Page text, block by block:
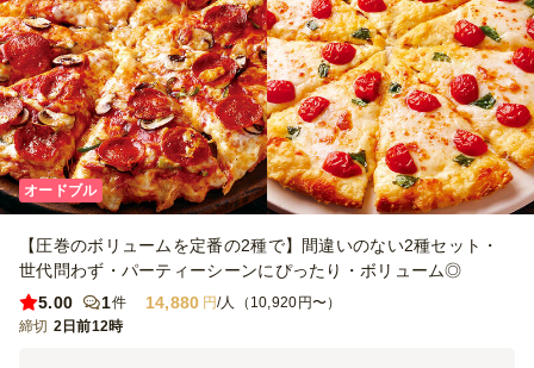
オードブル
【圧巻のボリュームを定番の2種で】間違いのない2種セット・
世代問わず・パーティーシーンにぴったり・ボリューム◎
5.00
1件 14,880 円/人（10,920円〜）
締切 2日前12時